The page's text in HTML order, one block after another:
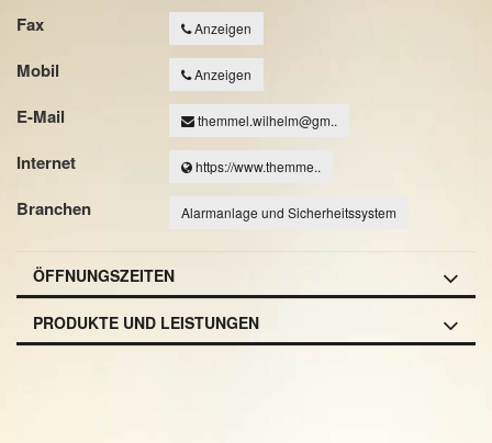
Fax Anzeigen
Mobil Anzeigen
E-Mail themmel.wilhelm@gm..
Internet https://www.themme..
Branchen Alarmanlage und Sicherheitssystem
ÖFFNUNGSZEITEN
PRODUKTE UND LEISTUNGEN